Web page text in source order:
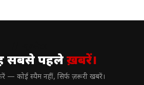
सबसे पहलेख़बरें।
— कोई स्पैम नहीं, सिर्फ ज़रूरी खबरें।